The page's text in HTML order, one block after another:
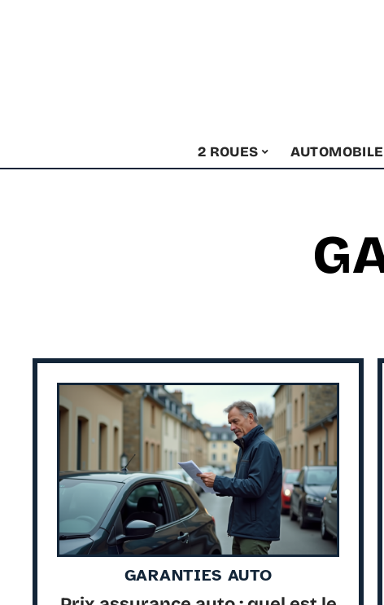
2 ROUES AUTOMOBILE
GARANTIES AUTO